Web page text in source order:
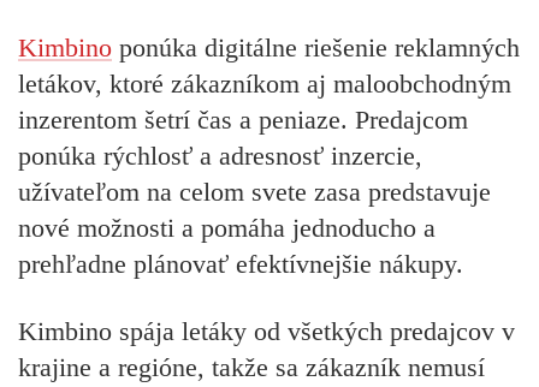
Kimbino ponúka digitálne riešenie reklamných
letákov, ktoré zákazníkom aj maloobchodným
inzerentom šetrí čas a peniaze. Predajcom
ponúka rýchlosť a adresnosť inzercie,
užívateľom na celom svete zasa predstavuje
nové možnosti a pomáha jednoducho a
prehľadne plánovať efektívnejšie nákupy.
Kimbino spája letáky od všetkých predajcov v
krajine a regióne, takže sa zákazník nemusí